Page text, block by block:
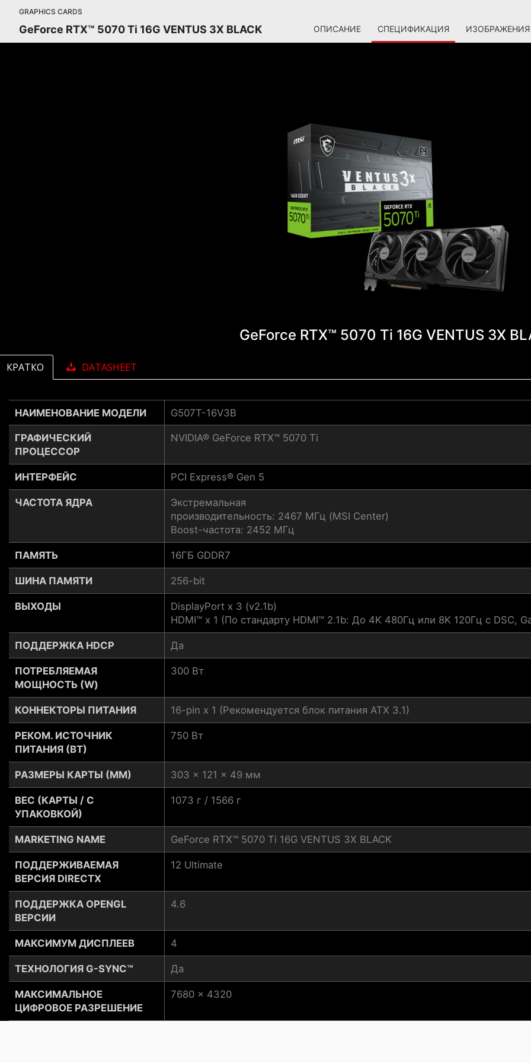
GRAPHICS CARDS
GeForce RTX™ 5070 Ti 16G VENTUS 3X BLACK ОПИСАНИЕ СПЕЦИФИКАЦИЯ ИЗОБРАЖЕНИЯ
GeForce RTX™ 5070 Ti 16G VENTUS 3X
КРАТКО DATASHEET
НАИМЕНОВАНИЕ МОДЕЛИ
ГРАФИЧЕСКИЙ
ПРОЦЕССОР
ИНТЕРФЕЙС
ЧАСТОТА ЯДРА
ПАМЯТЬ
ШИНА ПАМЯТИ
ВЫХОДЫ
ПОДДЕРЖКА HDCP
ПОТРЕБЛЯЕМАЯ
МОЩНОСТЬ (W)
КОННЕКТОРЫ ПИТАНИЯ
РЕКОМ. ИСТОЧНИК
ПИТАНИЯ (ВТ)
РАЗМЕРЫ КАРТЫ (ММ)
ВЕС (КАРТЫ / С
УПАКОВКОЙ)
MARKETING NAME
ПОДДЕРЖИВАЕМАЯ
ВЕРСИЯ DIRECTX
ПОДДЕРЖКА OPENGL
ВЕРСИИ
МАКСИМУМ ДИСПЛЕЕВ
ТЕХНОЛОГИЯ G-SYNC™
МАКСИМАЛЬНОЕ
ЦИФРОВОЕ РАЗРЕШЕНИЕ
G507T-16V3B
NVIDIA® GeForce RTX™ 5070 Ti
PCI Express® Gen 5
Экстремальная
производительность: 2467 МГц (MSI Center)
Boost-частота: 2452 МГц
16ГБ GDDR7
256-bit
DisplayPort x 3 (v2.1b)
HDMI™ x 1 (По стандарту HDMI™ 2.1b: До 4K 480Гц или 8K 120Гц с DSC,
Да
300 Вт
16-pin x 1 (Рекомендуется блок питания ATX 3.1)
750 Вт
303 x 121 x 49 мм
1073 г / 1566 г
GeForce RTX™ 5070 Ti 16G VENTUS 3X BLACK
12 Ultimate
4.6
4
Да
7680 x 4320